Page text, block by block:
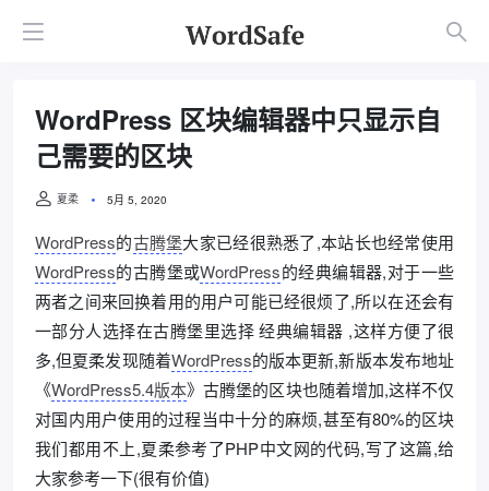
WordPress 区块编辑器中只显示自
己需要的区块
夏柔 5月 5, 2020
WordPress的古腾堡大家已经很熟悉了,本站长也经常使用
WordPress的古腾堡或WordPress的经典编辑器,对于一些
两者之间来回换着用的用户可能已经很烦了,所以在还会有
一部分人选择在古腾堡里选择 经典编辑器 ,这样方便了很
多,但夏柔发现随着WordPress的版本更新,新版本发布地址
《WordPress5.4版本》古腾堡的区块也随着增加,这样不仅
对国内用户使用的过程当中十分的麻烦,甚至有80%的区块
我们都用不上,夏柔参考了PHP中文网的代码,写了这篇,给
大家参考一下(很有价值)